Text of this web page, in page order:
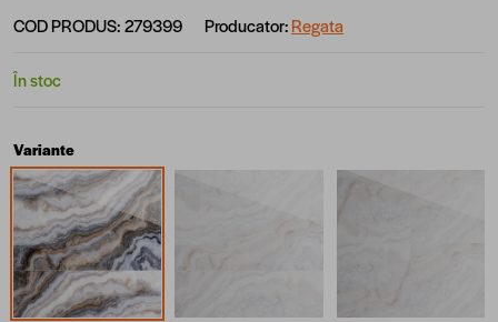
COD PRODUS:279399 Producator:Regata
În stoc
Variante